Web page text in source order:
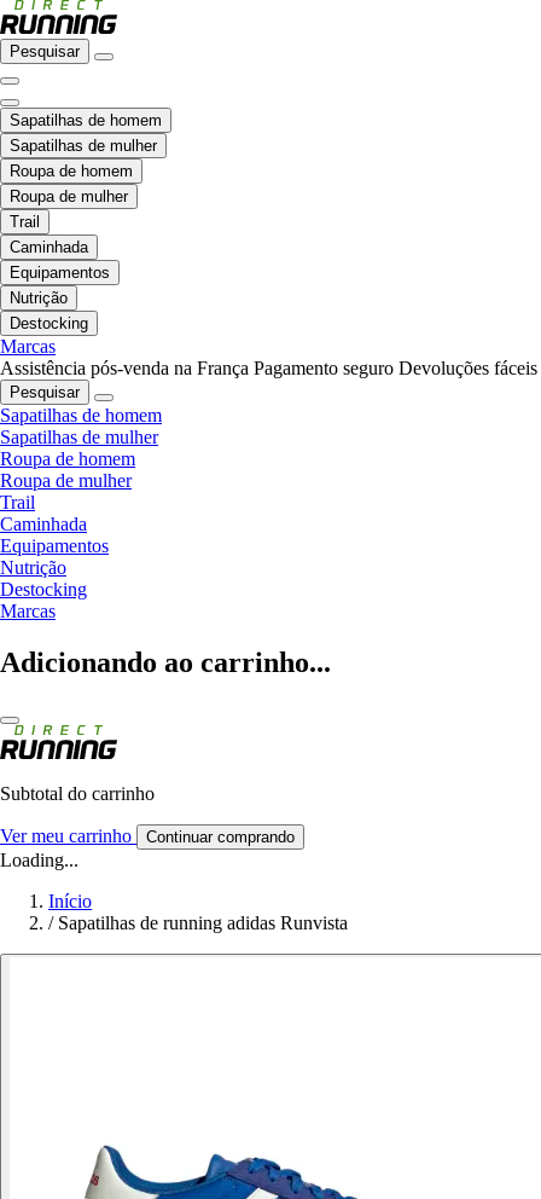
Pesquisar
Sapatilhas de homem
Sapatilhas de mulher
Roupa de homem
Roupa de mulher
Trail
Caminhada
Equipamentos
Nutrição
Destocking
Marcas
Assistência pós-venda na França Pagamento seguro Devoluções fáceis
Pesquisar
Sapatilhas de homem
Sapatilhas de mulher
Roupa de homem
Roupa de mulher
Trail
Caminhada
Equipamentos
Nutrição
Destocking
Marcas
Adicionando ao carrinho...
Subtotal do carrinho
Ver meu carrinho Continuar comprando
Loading...
Início
/ Sapatilhas de running adidas Runvista